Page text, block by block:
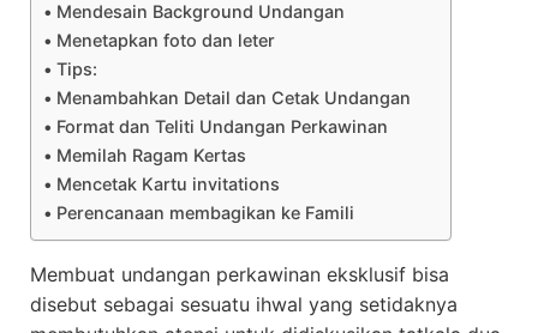
Mendesain Background Undangan
Menetapkan foto dan leter
Tips:
Menambahkan Detail dan Cetak Undangan
Format dan Teliti Undangan Perkawinan
Memilah Ragam Kertas
Mencetak Kartu invitations
Perencanaan membagikan ke Famili
Membuat undangan perkawinan eksklusif bisa
disebut sebagai sesuatu ihwal yang setidaknya